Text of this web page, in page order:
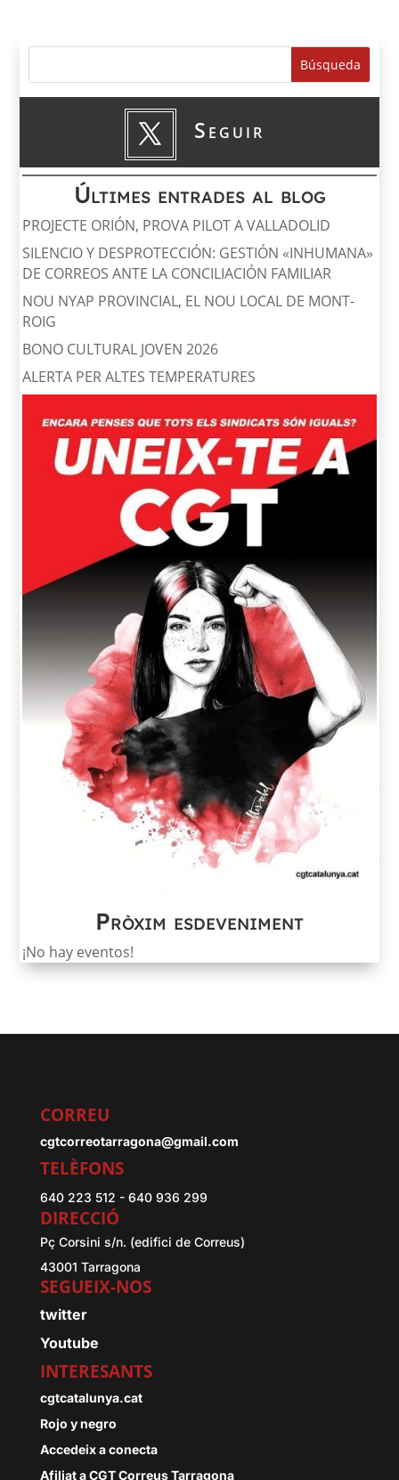
Seguir
Últimes entrades al blog
PROJECTE ORIÓN, PROVA PILOT A VALLADOLID
SILENCIO Y DESPROTECCIÓN: GESTIÓN «INHUMANA»
DE CORREOS ANTE LA CONCILIACIÓN FAMILIAR
NOU NYAP PROVINCIAL, EL NOU LOCAL DE MONT-
ROIG
BONO CULTURAL JOVEN 2026
ALERTA PER ALTES TEMPERATURES
Pròxim esdeveniment
¡No hay eventos!
CORREU
cgtcorreotarragona@gmail.com
TELÈFONS
640 223 512 - 640 936 299
DIRECCIÓ
Pç Corsini s/n. (edifici de Correus)
43001 Tarragona
SEGUEIX-NOS
twitter
Youtube
INTERESANTS
cgtcatalunya.cat
Rojo y negro
Accedeix a conecta
Afiliat a CGT Correus Tarragona